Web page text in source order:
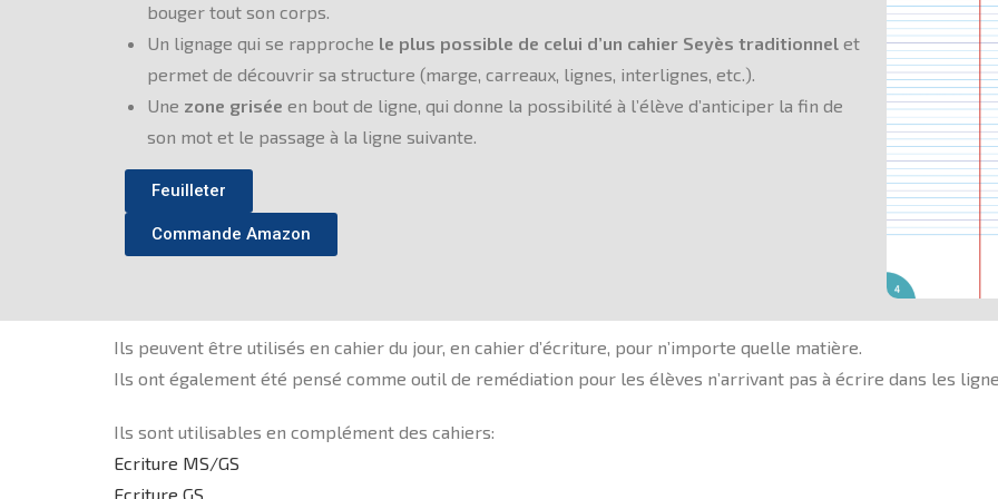
bouger tout son corps.
Un lignage qui se rapproche le plus possible de celui d’un cahier Seyès traditionnel et
permet de découvrir sa structure (marge, carreaux, lignes, interlignes, etc.).
Une zone grisée en bout de ligne, qui donne la possibilité à l’élève d’anticiper la fin de
son mot et le passage à la ligne suivante.
Feuilleter
Commande Amazon
Ils peuvent être utilisés en cahier du jour, en cahier d’écriture, pour n’importe quelle matière.
Ils ont également été pensé comme outil de remédiation pour les élèves n’arrivant pas à écrire dans les
Ils sont utilisables en complément des cahiers:
Ecriture MS/GS
Ecriture GS